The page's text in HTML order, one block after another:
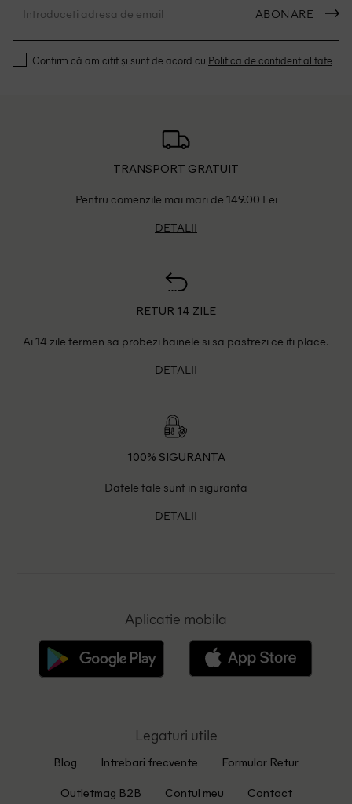
ABONARE
Confirm că am citit și sunt de acord cu Politica de confidentialitate
TRANSPORT GRATUIT
Pentru comenzile mai mari de 149.00 Lei
DETALII
RETUR 14 ZILE
Ai 14 zile termen sa probezi hainele si sa pastrezi ce iti place.
DETALII
100% SIGURANTA
Datele tale sunt in siguranta
DETALII
Aplicatie mobila
Legaturi utile
Blog Intrebari frecvente Formular Retur
Outletmag B2B Contul meu Contact